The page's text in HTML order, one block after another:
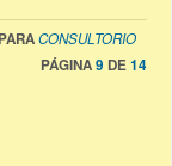
CONSULTORIO
PÁGINA9 DE14